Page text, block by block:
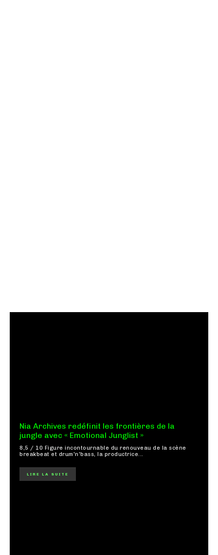
Nia Archives redéfinit les frontières de la
jungle avec « Emotional Junglist »
8,5 / 10 Figure incontournable du renouveau de la scène
breakbeat et drum'n'bass, la productrice...
LIRE LA SUITE